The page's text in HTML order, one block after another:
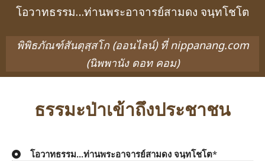
โอวาทธรรม…ท่านพระอาจารย์สามดง จนฺทโชโต
พิพิธภัณฑ์สันตุสฺสโก (ออนไลน์) ที่ nippanang.com
(นิพพานัง ดอท คอม)
ธรรมะป่าเข้าถึงประชาชน
โอวาทธรรม...ท่านพระอาจารย์สามดง จนฺทโชโต*